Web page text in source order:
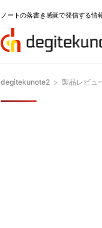
ノートの落書き感覚で発信する情
degitekunote2 > 製品レビュ